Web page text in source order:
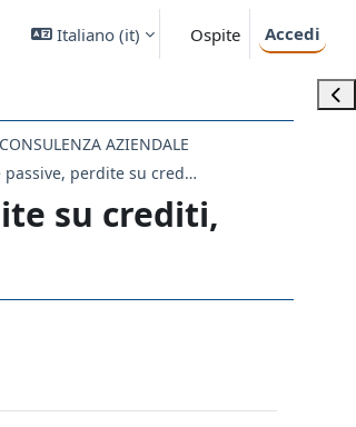
Italiano ‎(it)‎ Ospite Accedi
AZIENDALE
Interessi passivi, sopravvenienze passive, perdite su crediti, etc. (2 ore)
su crediti,